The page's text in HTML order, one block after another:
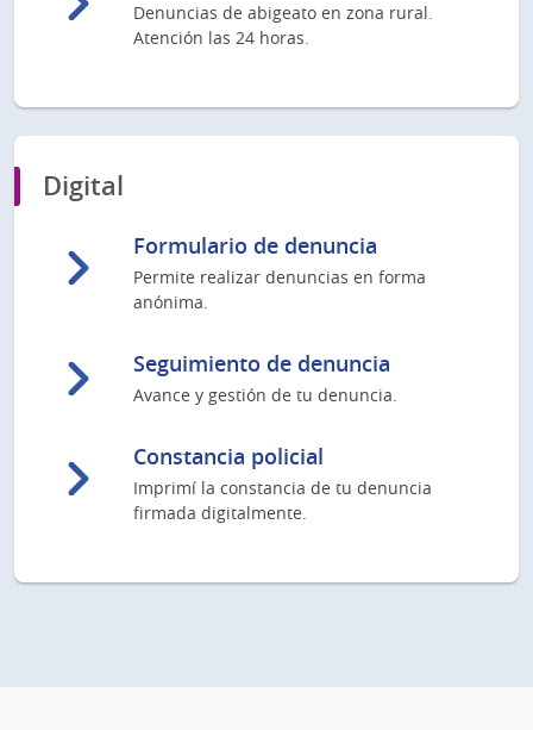
Denuncias de abigeato en zona rural.
Atención las 24 horas.
Digital
Formulario de denuncia
Permite realizar denuncias en forma
anónima.
Seguimiento de denuncia
Avance y gestión de tu denuncia.
Constancia policial
Imprimí la constancia de tu denuncia
firmada digitalmente.